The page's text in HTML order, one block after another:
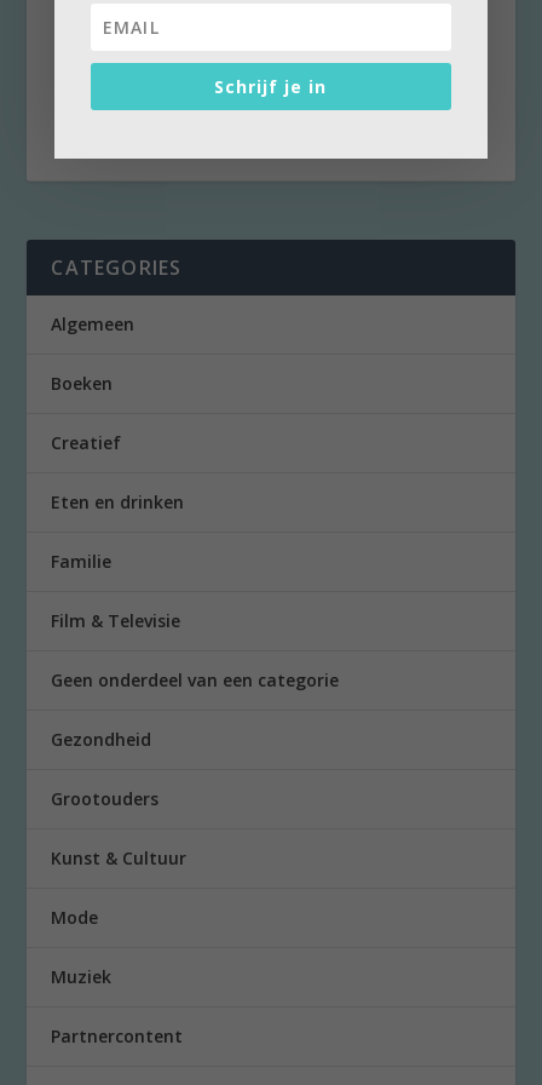
weg. Is er over van gisteren? Dan voegen we
kliekjes’ noemen we dat. Deze keer een
heerlijke venkelpreisoep.
CATEGORIES
Algemeen
Boeken
Creatief
Eten en drinken
Familie
Film & Televisie
Geen onderdeel van een categorie
Gezondheid
Grootouders
Kunst & Cultuur
Mode
Muziek
Partnercontent
Schrijf je in